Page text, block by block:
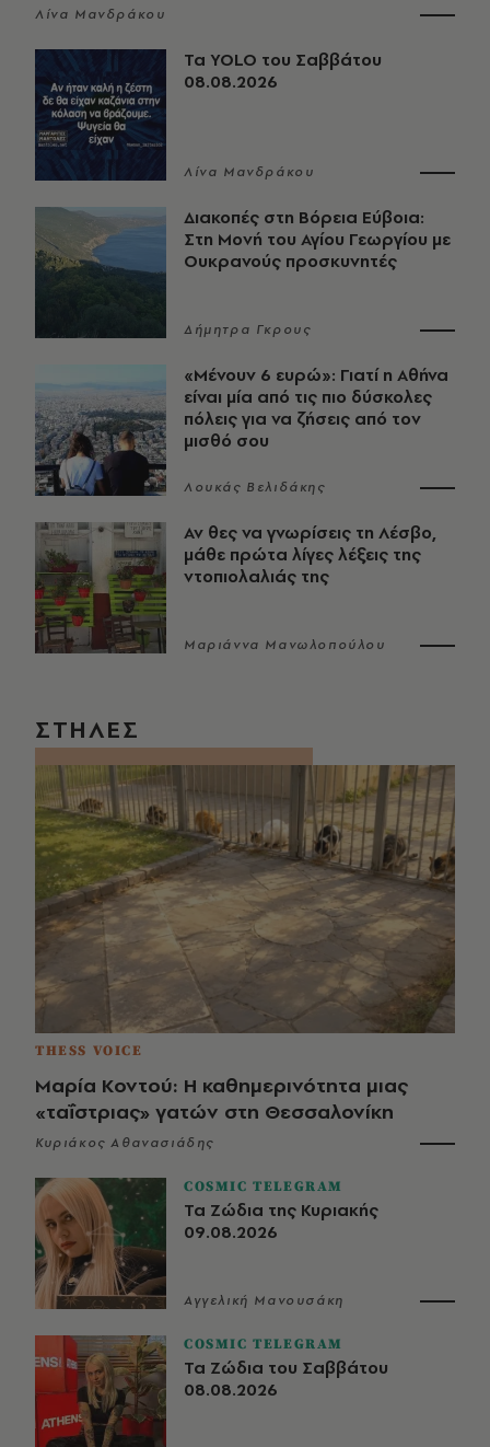
Λίνα Μανδράκου
Τα YOLO του Σαββάτου
08.08.2026
Λίνα Μανδράκου
Διακοπές στη Βόρεια Εύβοια:
Στη Μονή του Αγίου Γεωργίου με
Ουκρανούς προσκυνητές
Δήμητρα Γκρους
«Μένουν 6 ευρώ»: Γιατί η Αθήνα
είναι μία από τις πιο δύσκολες
πόλεις για να ζήσεις από τον
μισθό σου
Λουκάς Βελιδάκης
Αν θες να γνωρίσεις τη Λέσβο,
μάθε πρώτα λίγες λέξεις της
ντοπιολαλιάς της
Μαριάννα Μανωλοπούλου
ΣΤΗΛΕΣ
THESS VOICE
Μαρία Κοντού: Η καθημερινότητα μιας
«ταΐστριας» γατών στη Θεσσαλονίκη
Κυριάκος Αθανασιάδης
COSMIC TELEGRAM
Τα Ζώδια της Κυριακής
09.08.2026
Αγγελική Μανουσάκη
COSMIC TELEGRAM
Τα Ζώδια του Σαββάτου
08.08.2026